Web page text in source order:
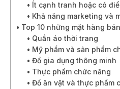
Ít cạnh tranh hoặc có
Khả năng marketing và
Top 10 những mặt hàng
Quần áo thời trang
Mỹ phẩm và sản phẩm
Đồ gia dụng thông minh
Thực phẩm chức năng
Đồ ăn vặt và thực phẩm